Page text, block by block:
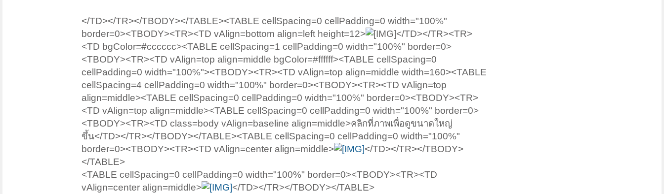
</TD></TR></TBODY></TABLE><TABLE cellSpacing=0 cellPadding=0 width="100%"
border=0><TBODY><TR><TD vAlign=bottom align=left height=12>
</TD></TR><TR>
<TD bgColor=#cccccc><TABLE cellSpacing=1 cellPadding=0 width="100%" border=0>
<TBODY><TR><TD vAlign=top align=middle bgColor=#ffffff><TABLE cellSpacing=0
cellPadding=0 width="100%"><TBODY><TR><TD vAlign=top align=middle width=160><TABLE
cellSpacing=4 cellPadding=0 width="100%" border=0><TBODY><TR><TD vAlign=top
align=middle><TABLE cellSpacing=0 cellPadding=0 width="100%" border=0><TBODY><TR>
<TD vAlign=top align=middle><TABLE cellSpacing=0 cellPadding=0 width="100%" border=0>
<TBODY><TR><TD class=body vAlign=baseline align=middle>คลิกที่ภาพเพื่อดูขนาดใหญ่
ขึ้น</TD></TR></TBODY></TABLE><TABLE cellSpacing=0 cellPadding=0 width="100%"
border=0><TBODY><TR><TD vAlign=center align=middle>
</TD></TR></TBODY>
</TABLE>
<TABLE cellSpacing=0 cellPadding=0 width="100%" border=0><TBODY><TR><TD
vAlign=center align=middle>
</TD></TR></TBODY></TABLE>